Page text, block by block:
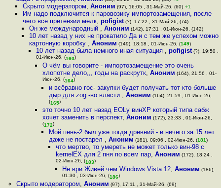
Скрыто модератором, Аноним (97), 16:05 , 31-Май-26, (60) +1
Им надо подключится к паровозику импортозамещения, после
чего все претензии мелк, pofigist(?), 17:22 , 31-Май-26, (74)
Он же международный ,Аноним (142), 17:31 , 01-Июн-26, (142)
10 лет назад у них не прокатило Да и с тем же успехом можно
картонную коробку ,Аноним (149), 18:18 , 01-Июн-26, (149)
10 лет назад была немного иная ситуация , pofigist(?), 19:50 ,
01-Июн-26, (160)
О чём вы говорите - импортозамещение это очень
хлопотне дело,,, годы на раскрутк, Аноним (164), 21:56 , 01-
Июн-26, (164)
и всёравно гос- закупки будет получать тот кто больше
дыр для zog -во власти ,Аноним (164), 21:59 , 01-Июн-26,
(165)
это точно 10 лет назад EOLу винХР который типа сабж
хочет заменить в перспект, Аноним (172), 23:33 , 01-Июн-26,
(172)
Мой пень-2 был уже тогда древний - и ничего за 15 лет
даже не постарел ,Аноним (181), 09:06 , 02-Июн-26, (181)
что мертво, то умереть не может только вин-98 с
kernelEX для 2 пня по всем пар, Аноним (172), 18:24 ,
02-Июн-26, (183)
Не ври Живей чем Windows Vista 12, Аноним (186),
01:30 , 03-Июн-26, (186)
Скрыто модератором, Аноним (97), 17:11 , 31-Май-26, (69)